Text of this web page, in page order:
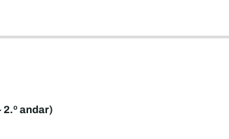
andar)